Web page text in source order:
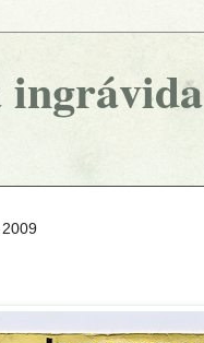
ingrávida